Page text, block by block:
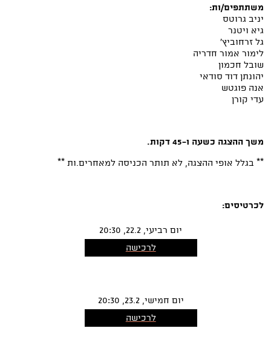
משתתפים/ות:
יניב גרוטס
גיא ויטנר
גל זרחוביץ'
לימור אמור חדריה
שובל חכמון
יהונתן דוד סודאי
אנה פוגטש
עדי קורן
משך ההצגה כשעה ו-45 דקות .
** בגלל אופי ההצגה, לא תותר הכניסה למאחרים.ות **
לכרטיסים:
יום רביעי, 22.2, 20:30
לרכישה
יום חמישי, 23.2, 20:30
לרכישה